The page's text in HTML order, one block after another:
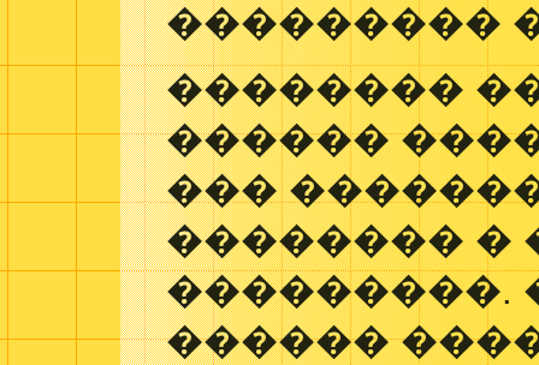
���������
��������
������
���
�������� �
���������.
������